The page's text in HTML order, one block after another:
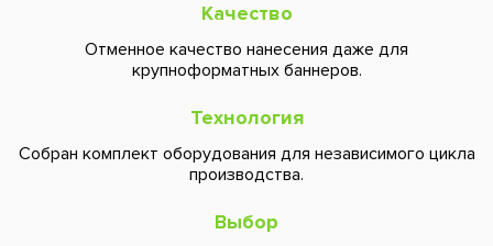
Качество
Отменное качество нанесения даже для
крупноформатных баннеров.
Технология
Собран комплект оборудования для независимого цикла
производства.
Выбор